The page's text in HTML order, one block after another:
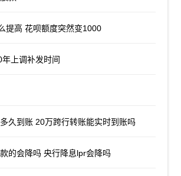
提高 花呗额度突然变1000
上调补发时间
久到账 20万跨行转账能实时到账吗
的会降吗 央行降息lpr会降吗